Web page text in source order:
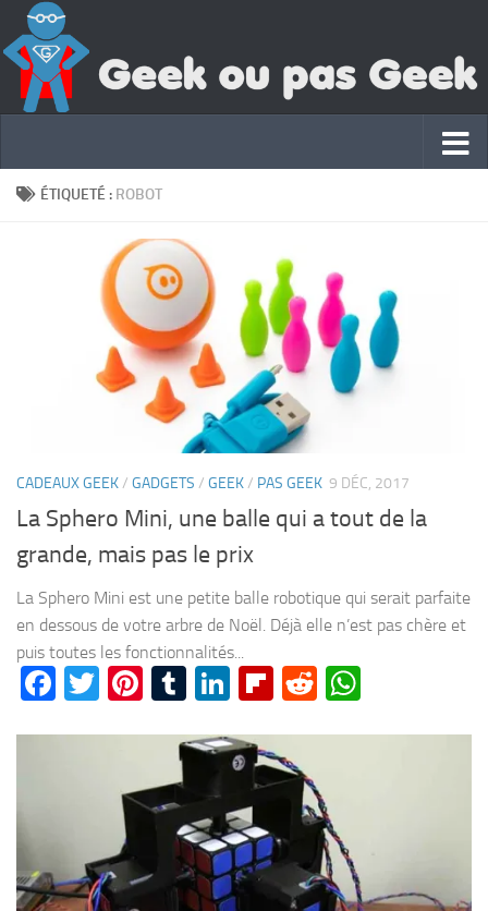
ÉTIQUETÉ : ROBOT
CADEAUX GEEK/ GADGETS / GEEK/ PAS GEEK 9 DÉC, 2017
La Sphero Mini, une balle qui a tout de la
grande, mais pas le prix
La Sphero Mini est une petite balle robotique qui serait parfaite
en dessous de votre arbre de Noël. Déjà elle n’est pas chère et
puis toutes les fonctionnalités...
Facebook
Twitter
Pinterest
Tumblr
LinkedIn
Flipboard
Reddit